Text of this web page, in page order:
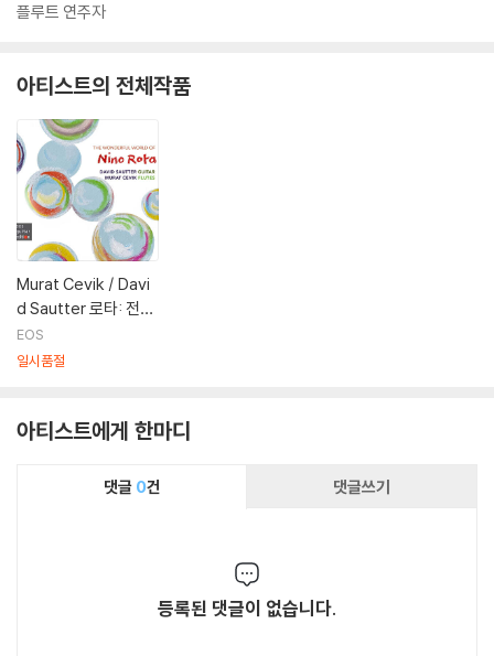
플루트 연주자
아티스트의 전체작품
Murat Cevik / Davi
d Sautter 로타: 전주
곡, 나는 기억한다, 카
비리의 밤, 밤비니를
orld of Nino Rota)
EOS
일시품절
아티스트에게 한마디
댓글 0건 댓글쓰기
등록된 댓글이 없습니다.